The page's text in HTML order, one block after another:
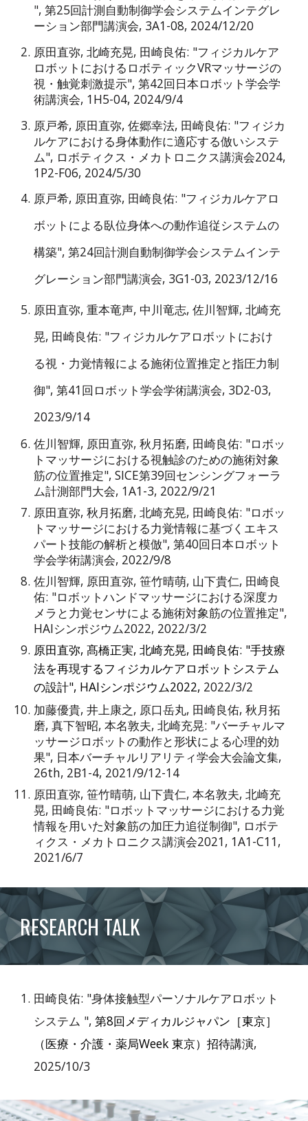
", 第25回計測自動制御学会システムインテグレ
ーション部門講演会, 3A1-08, 2024/12/20
原田直弥, 北崎充晃, 田崎良佑: "フィジカルケア
ロボットにおけるロボティックVRマッサージの
視・触覚刺激提示", 第42回日本ロボット学会学
術講演会, 1H5-04, 2024/9/4
原戸希, 原田直弥, 佐郷幸法, 田崎良佑: "フィジカ
ルケアにおける身体動作に適応する倣いシステ
ム", ロボティクス・メカトロニクス講演会2024,
1P2-F06, 2024/5/30
原戸希, 原田直弥, 田崎良佑: "フィジカルケアロ
ボットによる臥位身体への動作追従システムの
構築",第24回計測自動制御学会システムインテ
グレーション部門講演会, 3G1-03, 2023/12/16
原田直弥, 重本竜声, 中川竜志, 佐川智輝, 北崎充
晃, 田崎良佑: "フィジカルケアロボットにおけ
る視・力覚情報による施術位置推定と指圧力制
御", 第41回ロボット学会学術講演会, 3D2-03,
2023/9/14
佐川智輝, 原田直弥, 秋月拓磨, 田崎良佑: "ロボッ
トマッサージにおける視触診のための施術対象
筋の位置推定", SICE第39回センシングフォーラ
ム計測部門大会, 1A1-3, 2022/9/21
原田直弥, 秋月拓磨, 北崎充晃, 田崎良佑: "ロボッ
トマッサージにおける力覚情報に基づくエキス
パート技能の解析と模倣", 第40回日本ロボット
学会学術講演会, 2022/9/8
佐川智輝, 原田直弥, 笹竹晴萌, 山下貴仁, 田崎良
佑: "ロボットハンドマッサージにおける深度カ
メラと力覚センサによる施術対象筋の位置推定",
HAIシンポジウム2022, 2022/3/2
原田直弥, 髙橋正実, 北崎充晃, 田崎良佑: "手技療
法を再現するフィジカルケアロボットシステム
の設計", HAIシンポジウム2022, 2022/3/2
加藤優貴, 井上康之, 原口岳丸, 田崎良佑, 秋月拓
磨, 真下智昭, 本名敦夫, 北崎充晃: "バーチャルマ
ッサージロボットの動作と形状による心理的効
果", 日本バーチャルリアリティ学会大会論文集,
26th, 2B1-4, 2021/9/12-14
原田直弥, 笹竹晴萌, 山下貴仁, 本名敦夫, 北崎充
晃, 田崎良佑: "ロボットマッサージにおける力覚
情報を用いた対象筋の加圧力追従制御", ロボテ
ィクス・メカトロニクス講演会2021, 1A1-C11,
2021/6/7
RESEARCH TALK
田崎良佑: "身体接触型パーソナルケアロボット
システム ",第8回メディカルジャパン［東京］
（医療・介護・薬局Week 東京）招待講演,
2025/10/3